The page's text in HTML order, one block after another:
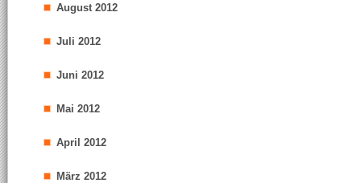
August 2012
Juli 2012
Juni 2012
Mai 2012
April 2012
März 2012